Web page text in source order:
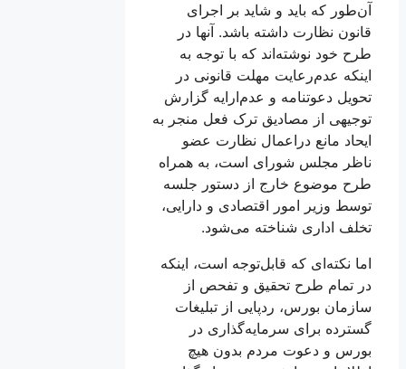
آن‌طور که باید و شاید بر اجرای
قانون نظارت داشته باشد. آنها در
طرح خود نوشته‌اند که با توجه به
اینکه عدم‌رعایت مهلت قانونی در
تحویل دعوتنامه و عدم‌ارايه گزارش
توجیهی از مصادیق ترک فعل منجر به
ایحاد مانع دراعمال نظارت عضو
ناظر مجلس شورای است، به همراه
طرح موضوع خارج از دستور جلسه
توسط وزیر امور اقتصادی و دارایی،
تخلف اداری شناخته می‌شود.
اما نکته‌ای که قابل‌توجه است، اینکه
در تمام طرح تحقیق و تفحص از
سازمان بورس، ردپایی از تبلیغات
گسترده برای سرمایه‌گذاری در
بورس و دعوت مردم بدون هیچ